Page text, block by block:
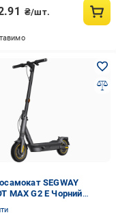
₴/шт.
SEGWAY
MAX G2 E Чорний